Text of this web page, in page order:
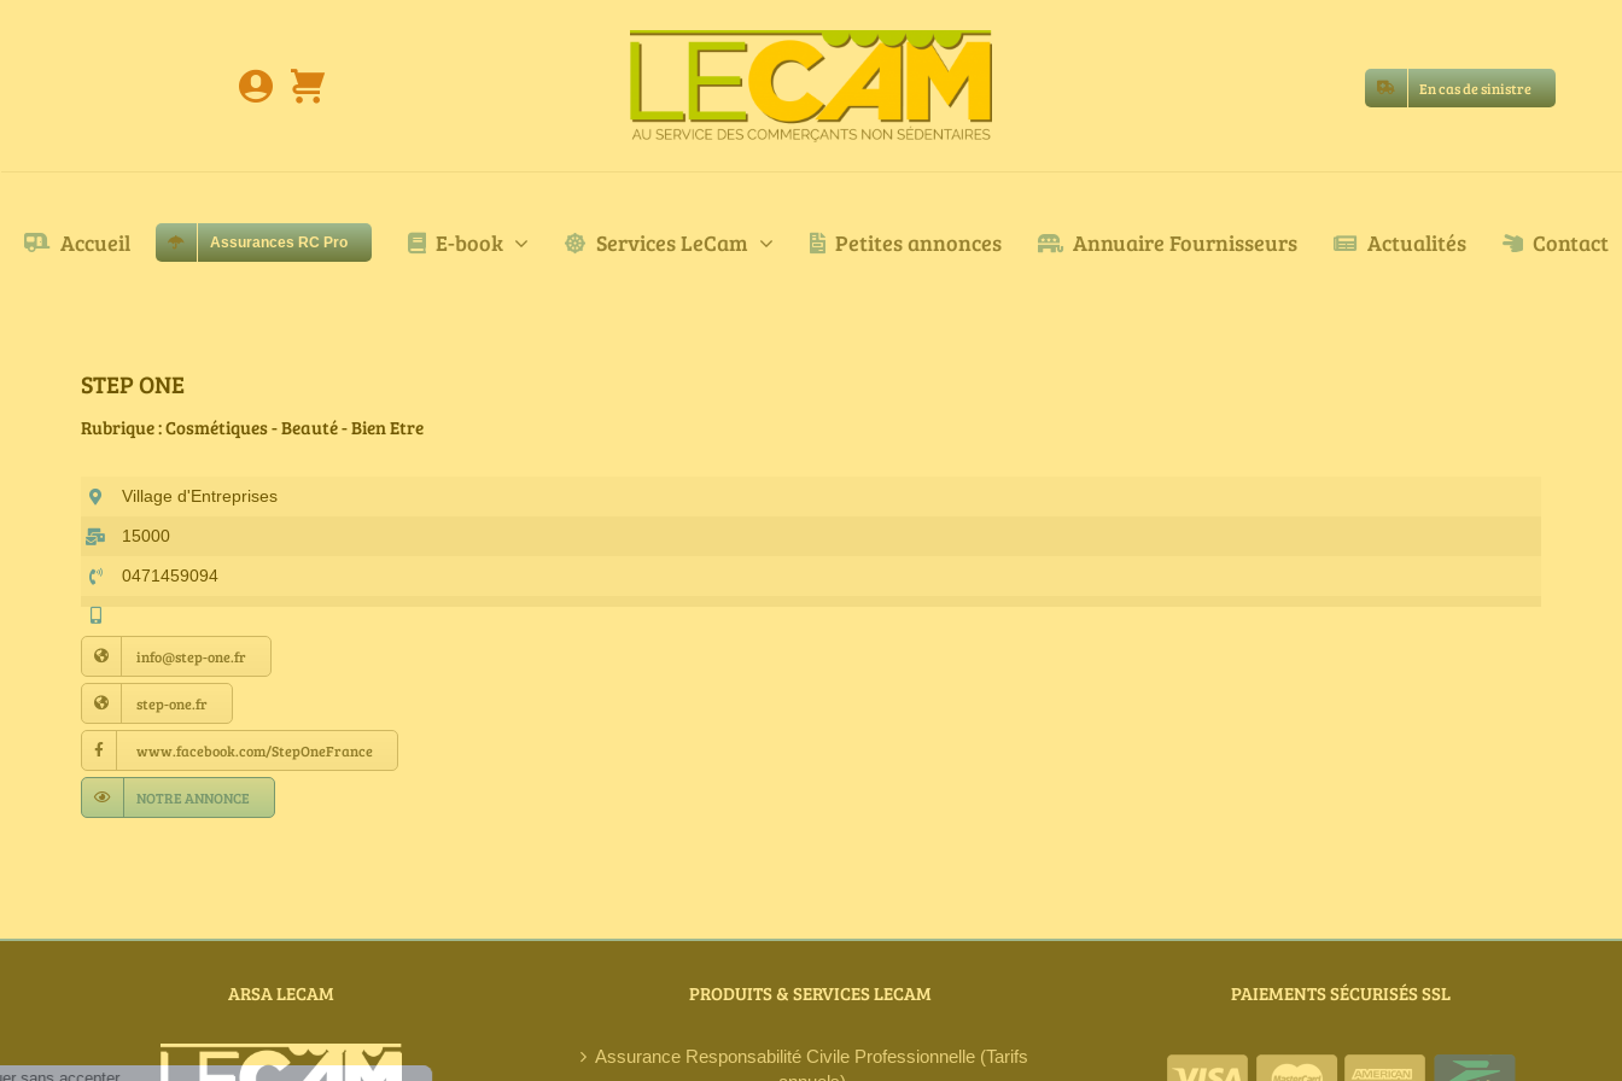
En cas de sinistre
Accueil Assurances RC Pro E-book Services LeCam Petites annonces Annuaire Fournisseurs Actualités Contact
STEP ONE
Rubrique : Cosmétiques - Beauté - Bien Etre
Village d'Entreprises
15000
0471459094
info@step-one.fr
step-one.fr
www.facebook.com/StepOneFrance
NOTRE ANNONCE
ARSA LECAM PRODUITS & SERVICES LECAM
Assurance Responsabilité Civile Professionnelle (Tarifs
PAIEMENTS SÉCURISÉS SSL